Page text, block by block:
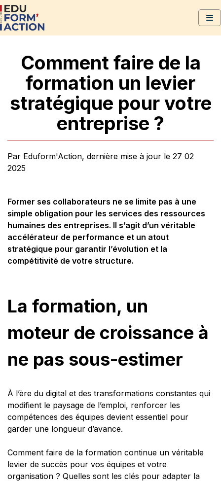
Comment faire de la
formation un levier
stratégique pour votre
entreprise ?
Par Eduform'Action, dernière mise à jour le 27 02
2025
Former ses collaborateurs ne se limite pas à une
simple obligation pour les services des ressources
humaines des entreprises. Il s’agit d’un véritable
accélérateur de performance et un atout
stratégique pour garantir l’évolution et la
compétitivité de votre structure.
La formation, un
moteur de croissance à
ne pas sous-estimer
À l’ère du digital et des transformations constantes qui
modifient le paysage de l’emploi, renforcer les
compétences des équipes devient essentiel pour
garder une longueur d’avance.
Comment faire de la formation continue un véritable
levier de succès pour vos équipes et votre
organisation ? Quelles sont les clés pour adapter la